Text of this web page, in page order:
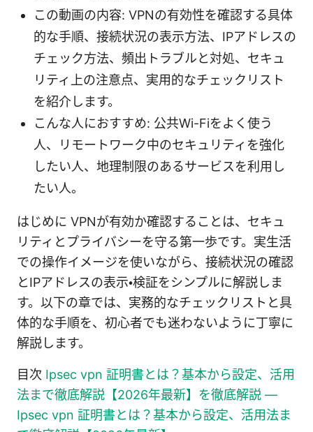
この動画の内容: VPNの有効性を確認する具体
的な手順、接続状況の表示方法、IPアドレスの
チェック方法、頻出トラブルと対処、セキュ
リティ上の注意点、実用的なチェックリスト
を紹介します。
こんな人におすすめ: 公共Wi-Fiをよく使う
人、リモートワーク中のセキュリティを強化
したい人、地理制限のあるサービスを利用し
たい人。
はじめに VPNが有効か確認することは、セキュ
リティとプライバシーを守る第一歩です。実生活
での操作イメージを使いながら、接続状況の確認
とIPアドレスの表示・検証をシンプルに解説しま
す。以下の章では、実務的なチェックリストと具
体的な手順を、初心者でも迷わないように丁寧に
解説します。
目次 Ipsec vpn 証明書とは？基本から設定、活用
法まで徹底解説【2026年最新】を徹底解説 —
Ipsec vpn 証明書とは？基本から設定、活用法ま